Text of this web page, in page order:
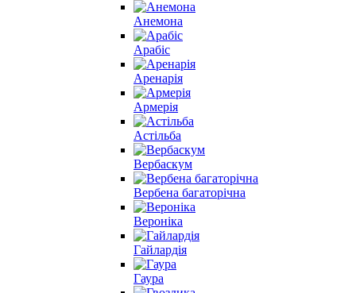
Анемона
Арабіс
Аренарія
Армерія
Астільба
Вербаскум
Вербена багаторічна
Вероніка
Гайлардія
Гаура